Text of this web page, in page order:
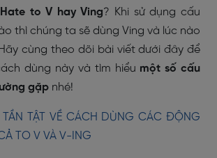
Hate to V hay Ving? Khi sử dụng cấu
thì chúng ta sẽ dùng Ving và lúc nào
cùng theo dõi bài viết dưới đây để
dùng này và tìm hiểu một số cấu
gặp nhé!
TẦN TẬT VỀ CÁCH DÙNG CÁC ĐỘNG
TO V VÀ V-ING